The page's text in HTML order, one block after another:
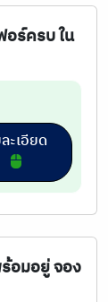
อร์ครบ ใน
อมอยู่ จอง